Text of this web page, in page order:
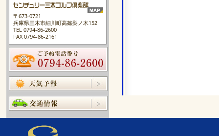
〒673-0721
兵庫県三木市細川町高篠梨ノ木152
TEL 0794-86-2600
FAX 0794-86-2161